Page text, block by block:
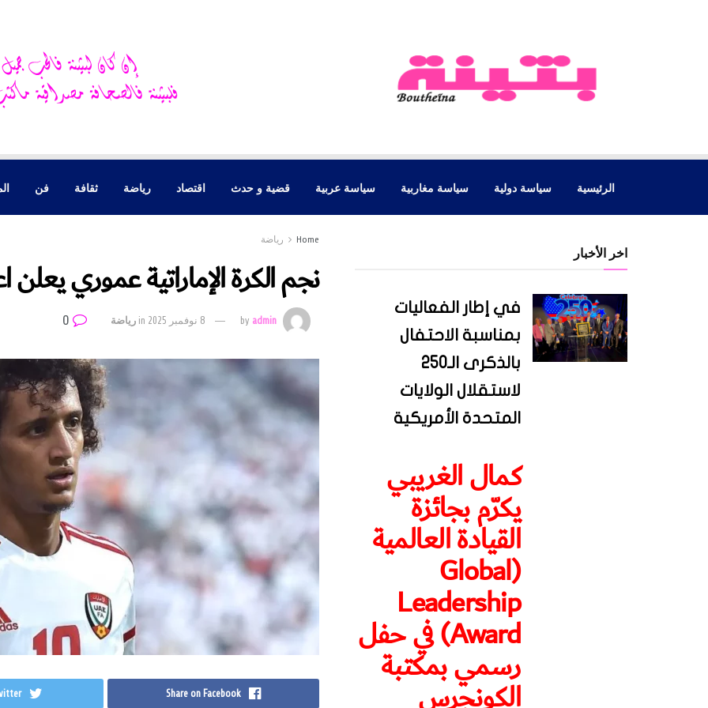
الرئيسية سياسة دولية سياسة مغاربية سياسة عربية قضية و حدث اقتصاد رياضة ثقافة فن
Home رياضة
نجم الكرة الإماراتية عموري يعلن
byadmin 8 نوفمبر 2025 inرياضة
Share on Facebook
اخر الأخبار
في إطار الفعاليات
بمناسبة الاحتفال
بالذكرى الـ250
لاستقلال الولايات
المتحدة الأمريكية
كمال الغريبي
يكرّم بجائزة
القيادة العالمية
(Global
Leadership
Award) في حفل
رسمي بمكتبة
الكونجرس